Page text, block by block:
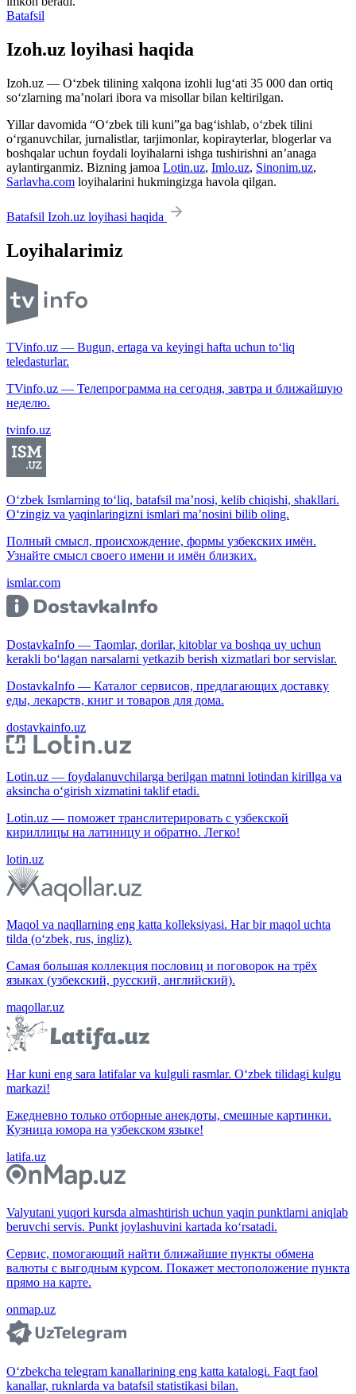
Batafsil
Izoh.uz loyihasi haqida
Izoh.uz — O‘zbek tilining xalqona izohli lug‘ati 35 000 dan ortiq
so‘zlarning ma’nolari ibora va misollar bilan keltirilgan.
Yillar davomida “O‘zbek tili kuni”ga bag‘ishlab, o‘zbek tilini
o‘rganuvchilar, jurnalistlar, tarjimonlar, kopirayterlar, blogerlar va
boshqalar uchun foydali loyihalarni ishga tushirishni an’anaga
aylantirganmiz. Bizning jamoa Lotin.uz, Imlo.uz, Sinonim.uz,
Sarlavha.com loyihalarini hukmingizga havola qilgan.
Batafsil Izoh.uz loyihasi haqida
Loyihalarimiz
TVinfo.uz — Bugun, ertaga va keyingi hafta uchun to‘liq
teledasturlar.
TVinfo.uz — Телепрограмма на сегодня, завтра и ближайшую
неделю.
tvinfo.uz
O‘zbek Ismlarning to‘liq, batafsil ma’nosi, kelib chiqishi, shakllari.
O‘zingiz va yaqinlaringizni ismlari ma’nosini bilib oling.
Полный смысл, происхождение, формы узбекских имён.
Узнайте смысл своего имени и имён близких.
ismlar.com
DostavkaInfo — Taomlar, dorilar, kitoblar va boshqa uy uchun
kerakli bo‘lagan narsalarni yetkazib berish xizmatlari bor servislar.
DostavkaInfo — Каталог сервисов, предлагающих доставку
еды, лекарств, книг и товаров для дома.
dostavkainfo.uz
Lotin.uz — foydalanuvchilarga berilgan matnni lotindan kirillga va
aksincha o‘girish xizmatini taklif etadi.
Lotin.uz — поможет транслитерировать с узбекской
кириллицы на латиницу и обратно. Легко!
lotin.uz
Maqol va naqllarning eng katta kolleksiyasi. Har bir maqol uchta
tilda (o‘zbek, rus, ingliz).
Самая большая коллекция пословиц и поговорок на трёх
языках (узбекский, русский, английский).
maqollar.uz
Har kuni eng sara latifalar va kulguli rasmlar. O‘zbek tilidagi kulgu
markazi!
Ежедневно только отборные анекдоты, смешные картинки.
Кузница юмора на узбекском языке!
latifa.uz
Valyutani yuqori kursda almashtirish uchun yaqin punktlarni aniqlab
beruvchi servis. Punkt joylashuvini kartada ko‘rsatadi.
Сервис, помогающий найти ближайшие пункты обмена
валюты с выгодным курсом. Покажет местоположение пункта
прямо на карте.
onmap.uz
O‘zbekcha telegram kanallarining eng katta katalogi. Faqt faol
kanallar, ruknlarda va batafsil statistikasi bilan.